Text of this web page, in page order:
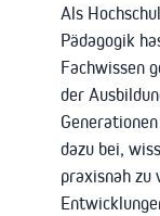
Als
Pädagogik
Fachwissen
der
dazu bei,
praxisnah